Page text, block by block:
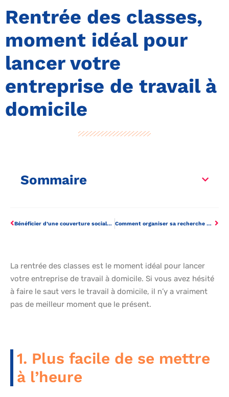
Rentrée des classes,
moment idéal pour
lancer votre
entreprise de travail à
domicile
Sommaire
Bénéficier d’une couverture sociale grâce à la mutuelle d’entreprise Comment organiser sa recherche d’emploi facilement ?
La rentrée des classes est le moment idéal pour lancer
votre entreprise de travail à domicile. Si vous avez hésité
à faire le saut vers le travail à domicile, il n’y a vraiment
pas de meilleur moment que le présent.
1. Plus facile de se mettre
à l’heure